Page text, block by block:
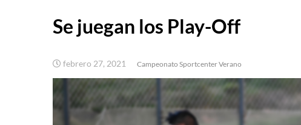
Se juegan los Play-Off
febrero 27, 2021 Campeonato Sportcenter Verano